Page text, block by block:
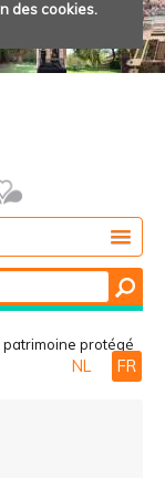
des cookies.
patrimoine protégé
NL FR